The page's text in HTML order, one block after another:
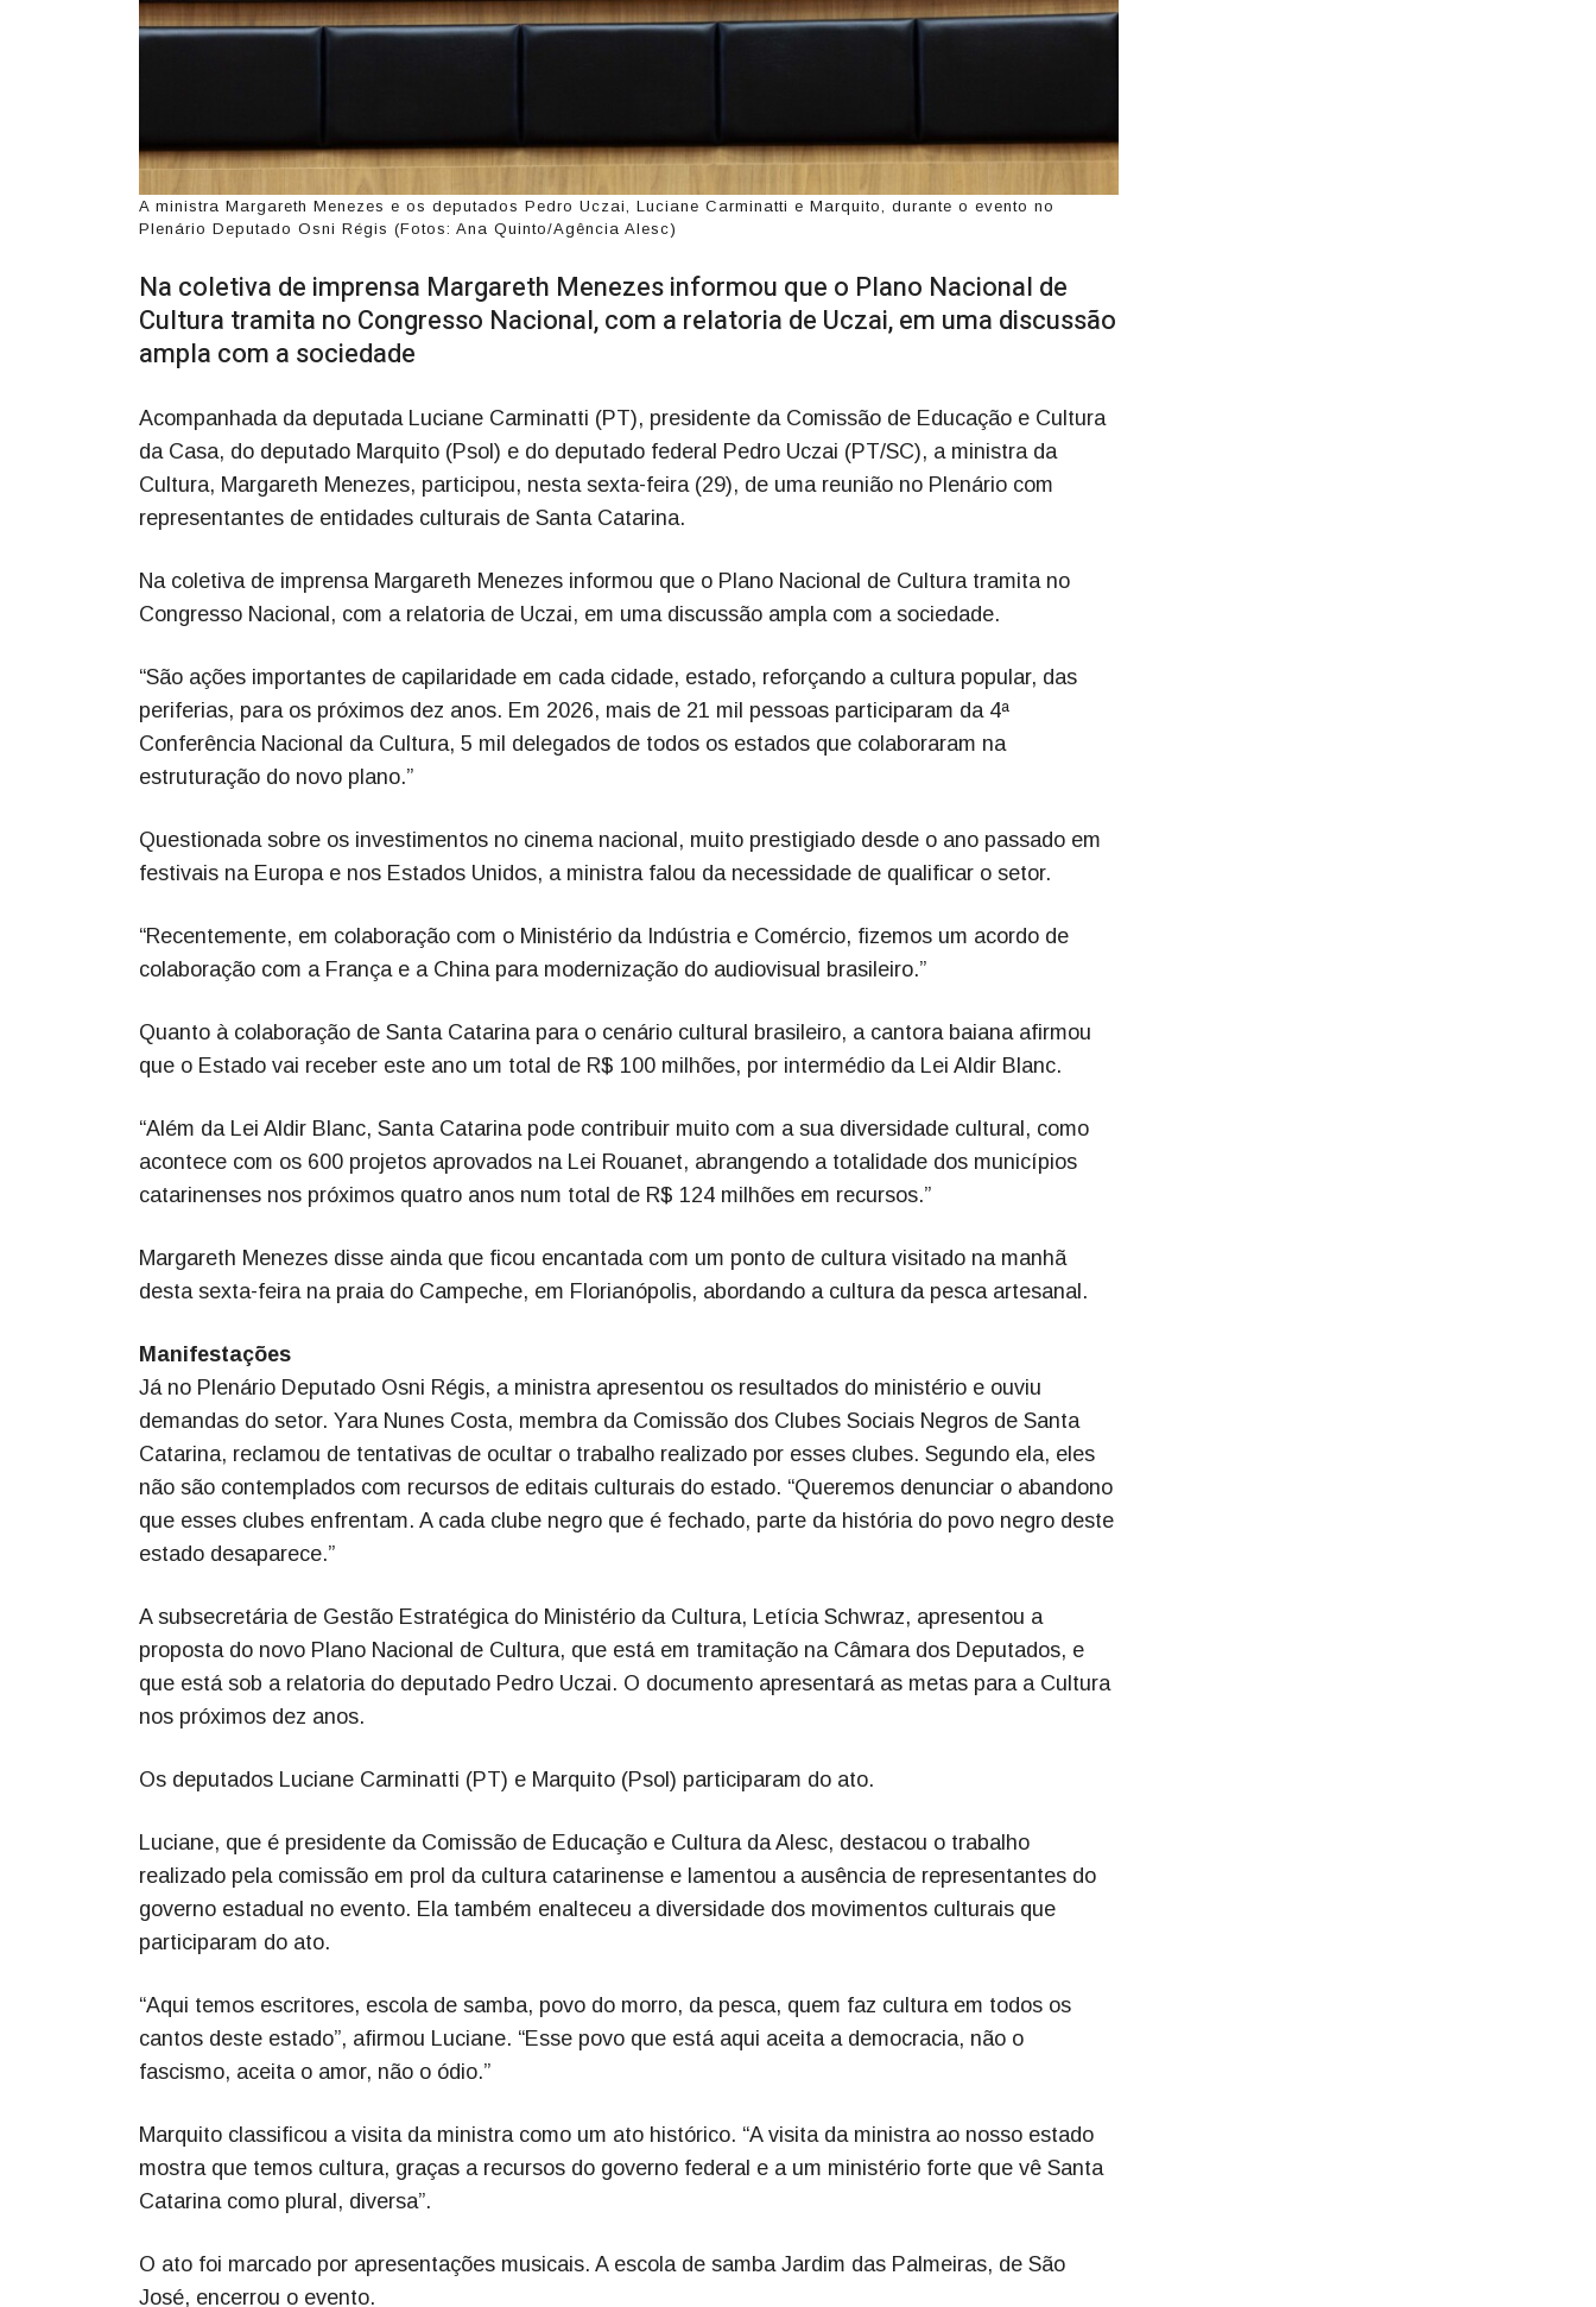
A ministra Margareth Menezes e os deputados Pedro Uczai, Luciane Carminatti e Marquito, durante o evento no
Plenário Deputado Osni Régis (Fotos: Ana Quinto/Agência Alesc)
Na coletiva de imprensa Margareth Menezes informou que o Plano Nacional de
Cultura tramita no Congresso Nacional, com a relatoria de Uczai, em uma discussão
ampla com a sociedade
Acompanhada da deputada Luciane Carminatti (PT), presidente da Comissão de Educação e Cultura
da Casa, do deputado Marquito (Psol) e do deputado federal Pedro Uczai (PT/SC), a ministra da
Cultura, Margareth Menezes, participou, nesta sexta-feira (29), de uma reunião no Plenário com
representantes de entidades culturais de Santa Catarina.
Na coletiva de imprensa Margareth Menezes informou que o Plano Nacional de Cultura tramita no
Congresso Nacional, com a relatoria de Uczai, em uma discussão ampla com a sociedade.
“São ações importantes de capilaridade em cada cidade, estado, reforçando a cultura popular, das
periferias, para os próximos dez anos. Em 2026, mais de 21 mil pessoas participaram da 4ª
Conferência Nacional da Cultura, 5 mil delegados de todos os estados que colaboraram na
estruturação do novo plano.”
Questionada sobre os investimentos no cinema nacional, muito prestigiado desde o ano passado em
festivais na Europa e nos Estados Unidos, a ministra falou da necessidade de qualificar o setor.
“Recentemente, em colaboração com o Ministério da Indústria e Comércio, fizemos um acordo de
colaboração com a França e a China para modernização do audiovisual brasileiro.”
Quanto à colaboração de Santa Catarina para o cenário cultural brasileiro, a cantora baiana afirmou
que o Estado vai receber este ano um total de R$ 100 milhões, por intermédio da Lei Aldir Blanc.
“Além da Lei Aldir Blanc, Santa Catarina pode contribuir muito com a sua diversidade cultural, como
acontece com os 600 projetos aprovados na Lei Rouanet, abrangendo a totalidade dos municípios
catarinenses nos próximos quatro anos num total de R$ 124 milhões em recursos.”
Margareth Menezes disse ainda que ficou encantada com um ponto de cultura visitado na manhã
desta sexta-feira na praia do Campeche, em Florianópolis, abordando a cultura da pesca artesanal.
Manifestações
Já no Plenário Deputado Osni Régis, a ministra apresentou os resultados do ministério e ouviu
demandas do setor. Yara Nunes Costa, membra da Comissão dos Clubes Sociais Negros de Santa
Catarina, reclamou de tentativas de ocultar o trabalho realizado por esses clubes. Segundo ela, eles
não são contemplados com recursos de editais culturais do estado. “Queremos denunciar o abandono
que esses clubes enfrentam. A cada clube negro que é fechado, parte da história do povo negro deste
estado desaparece.”
A subsecretária de Gestão Estratégica do Ministério da Cultura, Letícia Schwraz, apresentou a
proposta do novo Plano Nacional de Cultura, que está em tramitação na Câmara dos Deputados, e
que está sob a relatoria do deputado Pedro Uczai. O documento apresentará as metas para a Cultura
nos próximos dez anos.
Os deputados Luciane Carminatti (PT) e Marquito (Psol) participaram do ato.
Luciane, que é presidente da Comissão de Educação e Cultura da Alesc, destacou o trabalho
realizado pela comissão em prol da cultura catarinense e lamentou a ausência de representantes do
governo estadual no evento. Ela também enalteceu a diversidade dos movimentos culturais que
participaram do ato.
“Aqui temos escritores, escola de samba, povo do morro, da pesca, quem faz cultura em todos os
cantos deste estado”, afirmou Luciane. “Esse povo que está aqui aceita a democracia, não o
fascismo, aceita o amor, não o ódio.”
Marquito classificou a visita da ministra como um ato histórico. “A visita da ministra ao nosso estado
mostra que temos cultura, graças a recursos do governo federal e a um ministério forte que vê Santa
Catarina como plural, diversa”.
O ato foi marcado por apresentações musicais. A escola de samba Jardim das Palmeiras, de São
José, encerrou o evento.